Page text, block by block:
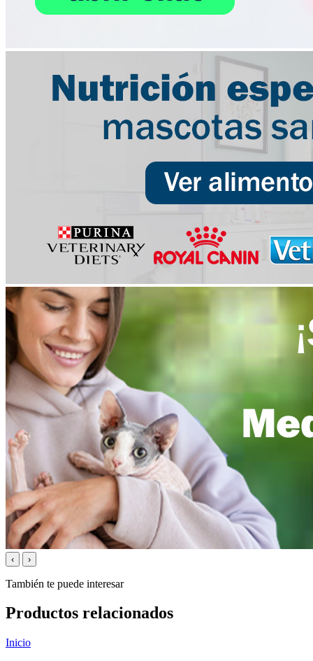
‹ ›
También te puede interesar
Productos relacionados
Inicio